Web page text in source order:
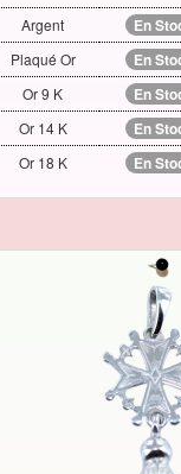
Argent En
Plaqué Or
En
Or 9 K
En
Or 14 K
En
Or 18 K
En